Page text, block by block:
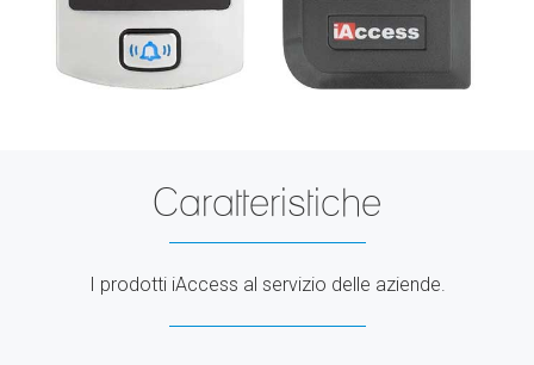
Caratteristiche
I prodotti iAccess al servizio delle aziende.